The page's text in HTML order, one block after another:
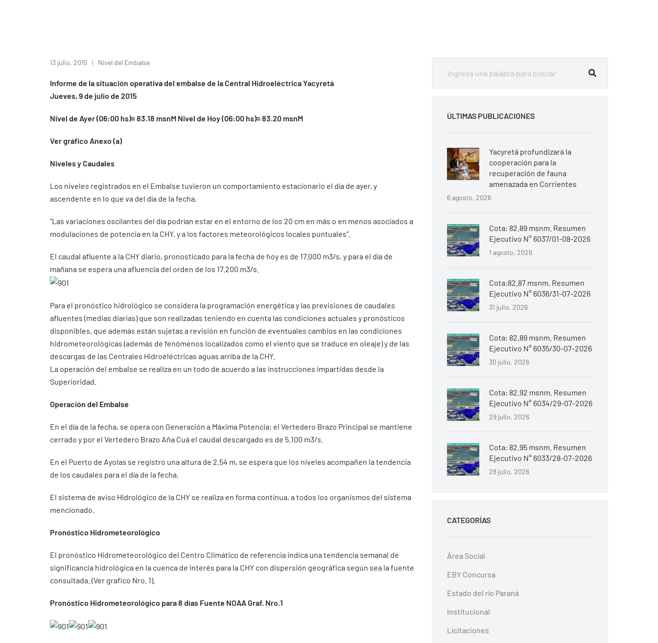
13 julio, 2015 Nivel del Embalse
Informe de la situación operativa del embalse de la Central Hidroeléctrica Yacyretá
Jueves, 9 de julio de 2015
Nivel de Ayer (06:00 hs)= 83.18 msnM Nivel de Hoy (06:00 hs)= 83.20 msnM
Ver gráfico Anexo (a)
Niveles y Caudales
Los niveles registrados en el Embalse tuvieron un comportamiento estacionario el día de ayer, y
ascendente en lo que va del día de la fecha.
“Las variaciones oscilantes del día podrían estar en el entorno de los 20 cm en más o en menos asociados a
modulaciones de potencia en la CHY, y a los factores meteorológicos locales puntuales”.
El caudal afluente a la CHY diario, pronosticado para la fecha de hoy es de 17.000 m3/s, y para el día de
mañana se espera una afluencia del orden de los 17.200 m3/s.
Para el pronóstico hidrológico se considera la programación energética y las previsiones de caudales
afluentes (medias diarias) que son realizadas teniendo en cuenta las condiciones actuales y pronósticos
disponibles, que además están sujetas a revisión en función de eventuales cambios en las condiciones
hidrometeorológicas (además de fenómenos localizados como el viento que se traduce en oleaje) y de las
descargas de las Centrales Hidroeléctricas aguas arriba de la CHY.
La operación del embalse se realiza en un todo de acuerdo a las instrucciones impartidas desde la
Superioridad.
Operación del Embalse
En el día de la fecha, se opera con Generación a Máxima Potencia; el Vertedero Brazo Principal se mantiene
cerrado y por el Vertedero Brazo Aña Cuá el caudal descargado es de 5.100 m3/s.
En el Puerto de Ayolas se registro una altura de 2.54 m, se espera que los niveles acompañen la tendencia
de los caudales para el día de la fecha.
El sistema de aviso Hidrológico de la CHY se realiza en forma continua, a todos los organismos del sistema
mencionado.
Pronóstico Hidrometeorológico
El pronóstico Hidrometeorológico del Centro Climático de referencia indica una tendencia semanal de
significancia hidrológica en la cuenca de interés para la CHY con dispersión geográfica según sea la fuente
consultada. (Ver grafico Nro. 1).
Pronóstico Hidrometeorológico para 8 días Fuente NOAA Graf. Nro.1
ÚLTIMAS PUBLICACIONES
Yacyretá profundizará la
cooperación para la
recuperación de fauna
amenazada en Corrientes
6 agosto, 2026
Cota: 82.89 msnm. Resumen
Ejecutivo N° 6037/01-08-2026
1 agosto, 2026
Cota:82.87 msnm. Resumen
Ejecutivo N° 6036/31-07-2026
31 julio, 2026
Cota: 82.89 msnm. Resumen
Ejecutivo N° 6035/30-07-2026
30 julio, 2026
Cota: 82.92 msnm. Resumen
Ejecutivo N° 6034/29-07-2026
29 julio, 2026
Cota: 82.95 msnm. Resumen
Ejecutivo N° 6033/28-07-2026
28 julio, 2026
CATEGORÍAS
Área Social
EBY Concursa
Estado del río Paraná
Institucional
Licitaciones